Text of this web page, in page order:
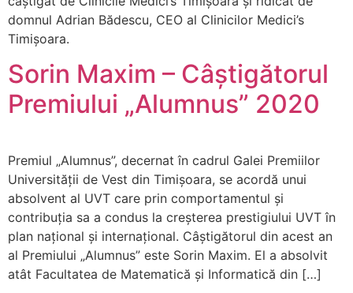
domnul Adrian Bădescu, CEO al Clinicilor Medici’s
Timișoara.
Sorin Maxim – Câștigătorul
Premiului „Alumnus” 2020
Premiul „Alumnus”, decernat în cadrul Galei Premiilor
Universității de Vest din Timișoara, se acordă unui
absolvent al UVT care prin comportamentul și
contribuţia sa a condus la creșterea prestigiului UVT în
plan naţional şi internaţional. Câștigătorul din acest an
al Premiului „Alumnus” este Sorin Maxim. El a absolvit
atât Facultatea de Matematică și Informatică din […]